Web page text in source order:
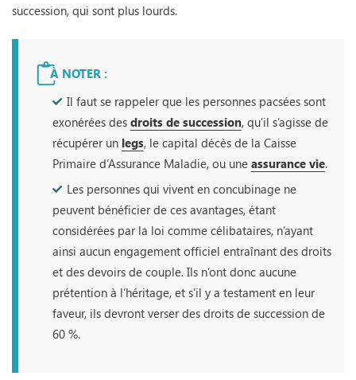
succession, qui sont plus lourds.
À NOTER :
Il faut se rappeler que les personnes pacsées sont
exonérées desdroits de succession, qu’il s’agisse de
récupérer un legs, le capital décès de la Caisse
Primaire d’Assurance Maladie, ou uneassurance vie.
Les personnes qui vivent en concubinage ne
peuvent bénéficier de ces avantages, étant
considérées par la loi comme célibataires, n’ayant
ainsi aucun engagement officiel entraînant des droits
et des devoirs de couple. Ils n’ont donc aucune
prétention à l’héritage, et s’il y a testament en leur
faveur, ils devront verser des droits de succession de
60 %.